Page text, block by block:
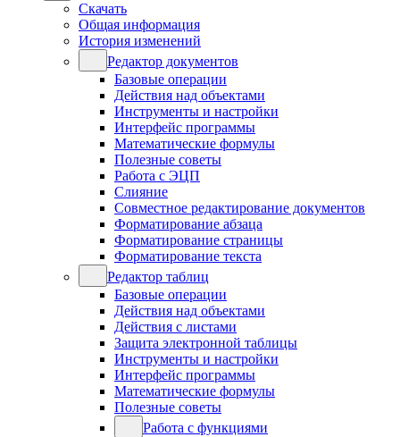
Скачать
Общая информация
История изменений
Редактор документов
Базовые операции
Действия над объектами
Инструменты и настройки
Интерфейс программы
Математические формулы
Полезные советы
Работа с ЭЦП
Слияние
Совместное редактирование документов
Форматирование абзаца
Форматирование страницы
Форматирование текста
Редактор таблиц
Базовые операции
Действия над объектами
Действия с листами
Защита электронной таблицы
Инструменты и настройки
Интерфейс программы
Математические формулы
Полезные советы
Работа с функциями